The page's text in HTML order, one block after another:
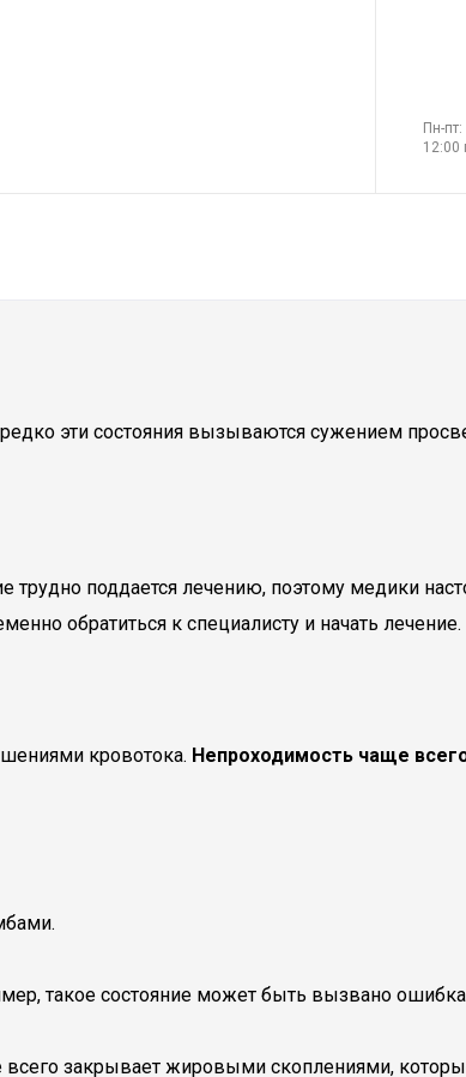
Пн-
12:00
эти состояния вызываются сужением
поддается лечению, поэтому медики
обратиться к специалисту и начать лечение.
кровотока. Непроходимость чаще
такое состояние может быть вызвано
закрывает жировыми скоплениями,